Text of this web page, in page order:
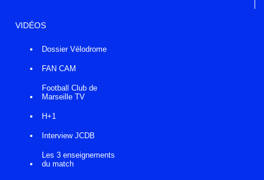
VIDÉOS
Dossier Vélodrome
FAN CAM
Football Club de
Marseille TV
H+1
Interview JCDB
Les 3 enseignements
du match